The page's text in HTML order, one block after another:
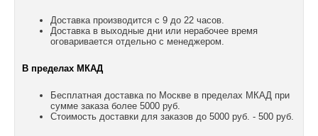
Доставка производится с 9 до 22 часов.
Доставка в выходные дни или нерабочее время
оговаривается отдельно с менеджером.
В пределах МКАД
Бесплатная доставка по Москве в пределах МКАД при
сумме заказа более 5000 руб.
Стоимость доставки для заказов до 5000 руб. - 500 руб.